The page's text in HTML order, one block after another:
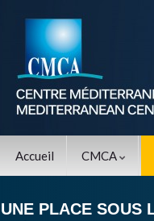
Accueil CMCA
UNE PLACE SOUS